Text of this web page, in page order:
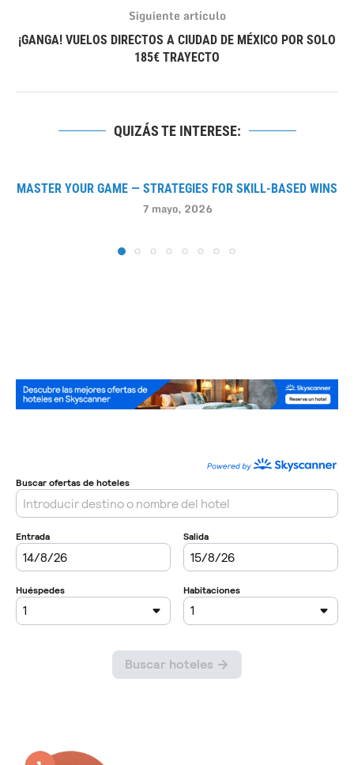
Siguiente artículo
¡GANGA! VUELOS DIRECTOS A CIUDAD DE MÉXICO POR SOLO
185€ TRAYECTO
QUIZÁS TE INTERESE:
MASTER YOUR GAME — STRATEGIES FOR SKILL-BASED WINS
7 mayo, 2026